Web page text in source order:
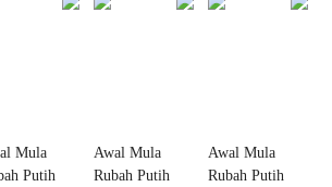
Mula
Putih
Awal Mula
Rubah Putih
Awal Mula
Rubah Putih